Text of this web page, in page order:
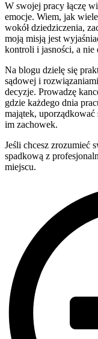
W swojej pracy łączę
emocje. Wiem, jak
wokół dziedziczenia,
moją misją jest
kontroli i jasności, a nie
Na blogu dzielę się
sądowej i
decyzje. Prowadzę
gdzie każdego dnia
majątek,
im zachowek.
Jeśli chcesz zrozumieć
spadkową z
miejscu.